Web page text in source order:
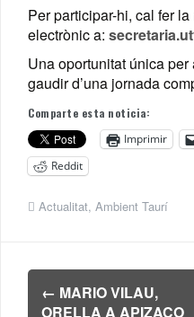
Per participar-hi, cal fer
electrònic a:
Una oportunitat única
gaudir d’una jornada
Comparte esta noticia:
Imprimir
Reddit
Actualitat, Ambient Taurí
Navegación
de
← MARIO VILAU,
ORELLA A APIZACO